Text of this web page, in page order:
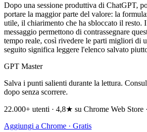
Dopo una sessione produttiva di ChatGPT,
portare la maggior parte del valore: la
utile, il chiarimento che ha sbloccato il resto.
messaggio permettono di contrassegnare
tempo reale, così rivedere le parti migliori di
seguito significa leggere l'elenco salvato
GPT Master
Salva i punti salienti durante la lettura.
dopo senza scorrere.
22.000+ utenti · 4,8★ su Chrome Web Store
Aggiungi a Chrome · Gratis